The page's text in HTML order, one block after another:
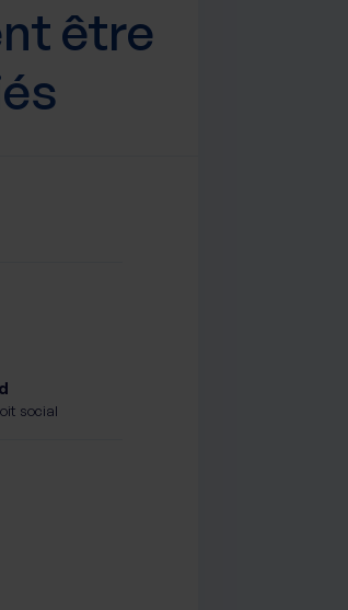
être
social